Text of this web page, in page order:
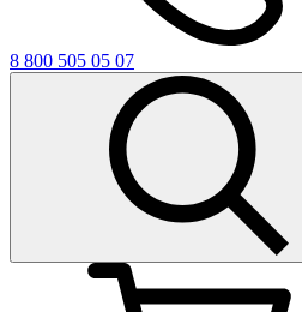
8 800 505 05 07